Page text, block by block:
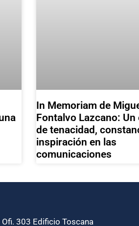
In Memoriam de
Fontalvo Lazcano: Un
de tenacidad,
inspiración en las
comunicaciones
303 Edificio Toscana